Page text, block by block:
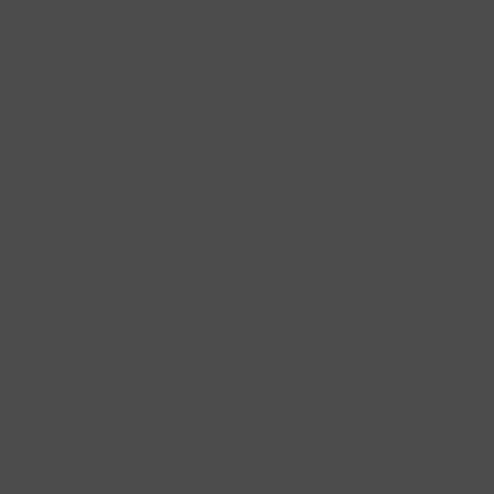
Exemplar! Auch der eher langsame Wuchs von
jährlich vertrocknete und abgebrochene Äste zu
benötigt.
eingezogen und in die Erde gesetzt, sollte sie
vermieden werden kann. Durch Staunässe können
zu viel und zu wenig Feuchtigkeit.
sehr standorttoleranten Exemplar zu tun. Sollte